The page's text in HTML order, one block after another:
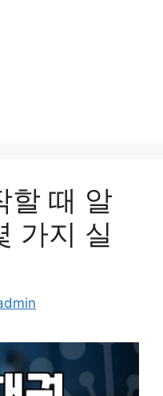
할 때 알
가지 실